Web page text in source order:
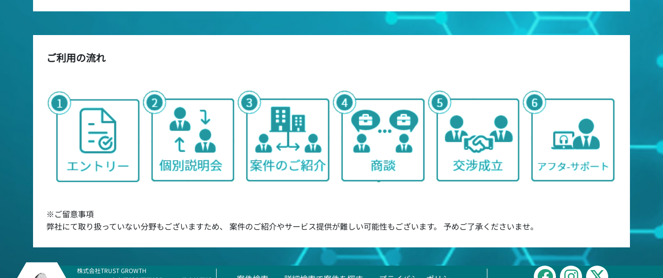
ご利用の流れ
※ご留意事項
弊社にて取り扱っていない分野もございますため、 案件のご紹介やサービス提供が難しい可能性もございます。 予めご了承くださいませ。
株式会社TRUST GROWTH